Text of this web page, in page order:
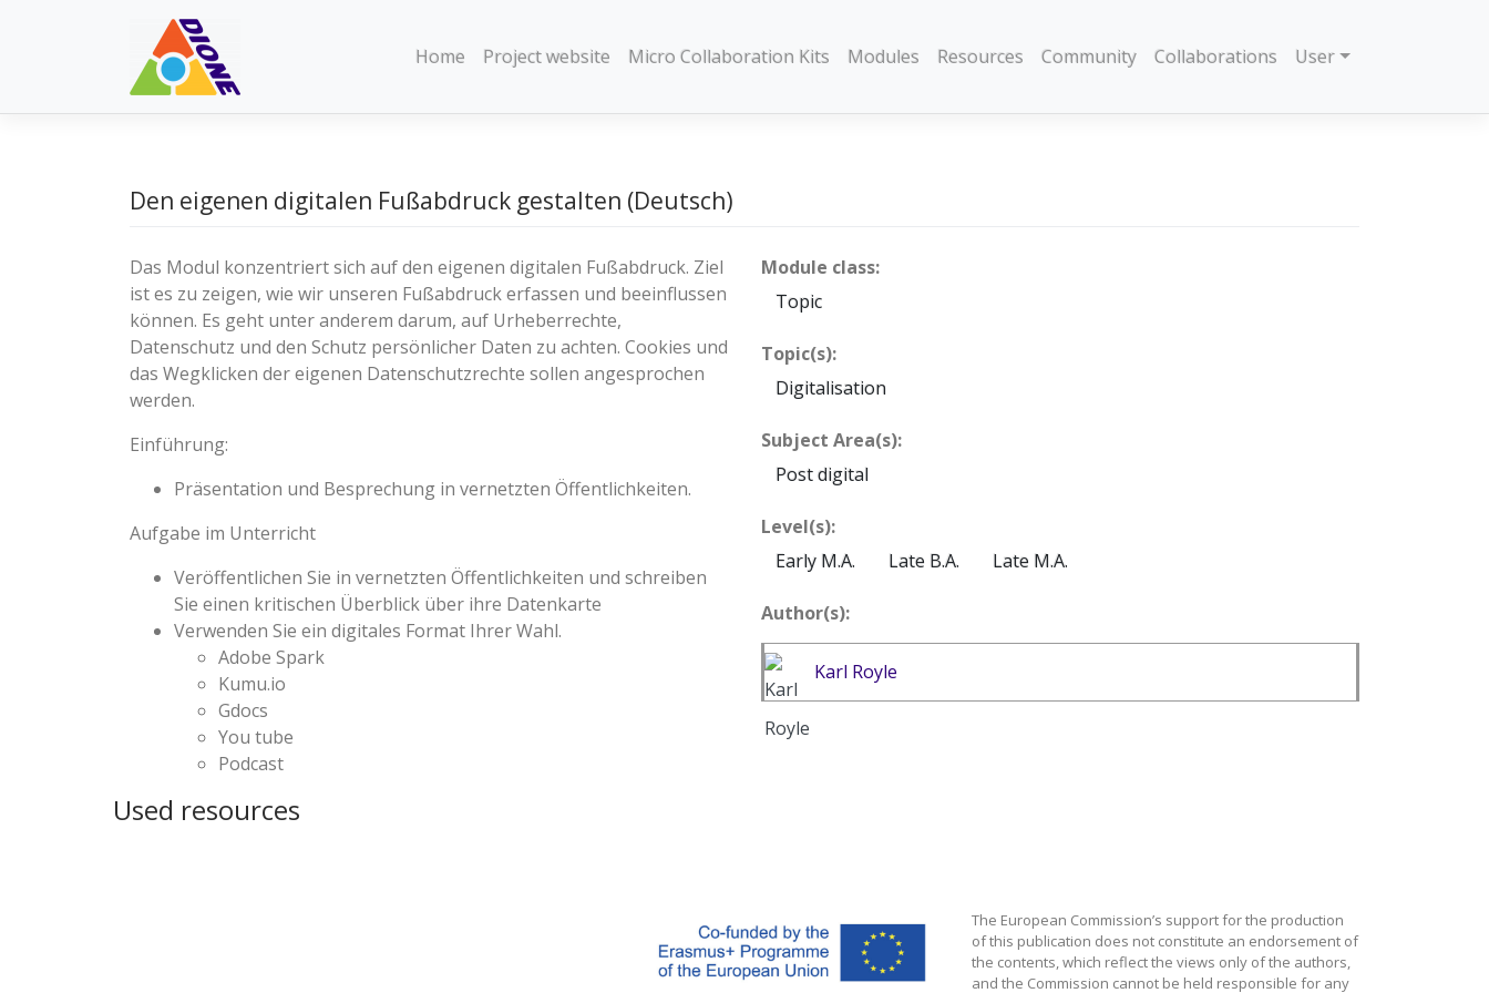
Home Project website Micro Collaboration Kits Modules Resources Community Collaborations User
Den eigenen digitalen Fußabdruck gestalten (Deutsch)
Das Modul konzentriert sich auf den eigenen digitalen Fußabdruck. Ziel
ist es zu zeigen, wie wir unseren Fußabdruck erfassen und beeinflussen
können. Es geht unter anderem darum, auf Urheberrechte,
Datenschutz und den Schutz persönlicher Daten zu achten. Cookies und
das Wegklicken der eigenen Datenschutzrechte sollen angesprochen
werden.
Einführung:
Präsentation und Besprechung in vernetzten Öffentlichkeiten.
Aufgabe im Unterricht
Veröffentlichen Sie in vernetzten Öffentlichkeiten und schreiben
Sie einen kritischen Überblick über ihre Datenkarte
Verwenden Sie ein digitales Format Ihrer Wahl.
Adobe Spark
Kumu.io
Gdocs
You tube
Podcast
Module class:
Topic
Topic(s):
Digitalisation
Subject Area(s):
Post digital
Level(s):
Early M.A.
Late B.A. Late M.A.
Author(s):
Karl Royle
Used resources
The European Commission’s support for the production
of this publication does not constitute an endorsement of
the contents, which reflect the views only of the authors,
and the Commission cannot be held responsible for any